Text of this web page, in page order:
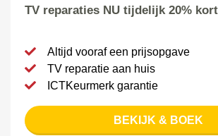
TV reparaties NU tijdelijk 20%
Altijd vooraf een prijsopgave
TV reparatie aan huis
ICTKeurmerk garantie
BEKIJK & BOEK